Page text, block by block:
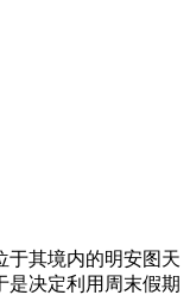
其境内的明安图天
是决定利用周末假期